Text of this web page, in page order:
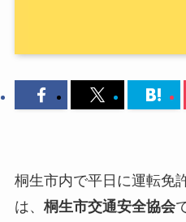
桐生市内で平日に運転免
は、 桐生市交通安全協会